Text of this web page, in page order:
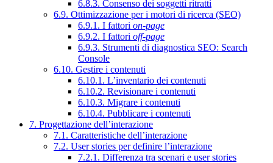
6.8.3. Consenso dei soggetti ritratti
6.9. Ottimizzazione per i motori di ricerca (SEO)
6.9.1. I fattori on-page
6.9.2. I fattori off-page
6.9.3. Strumenti di diagnostica SEO: Search
Console
6.10. Gestire i contenuti
6.10.1. L’inventario dei contenuti
6.10.2. Revisionare i contenuti
6.10.3. Migrare i contenuti
6.10.4. Pubblicare i contenuti
7. Progettazione dell’interazione
7.1. Caratteristiche dell’interazione
7.2. User stories per definire l’interazione
7.2.1. Differenza tra scenari e user stories